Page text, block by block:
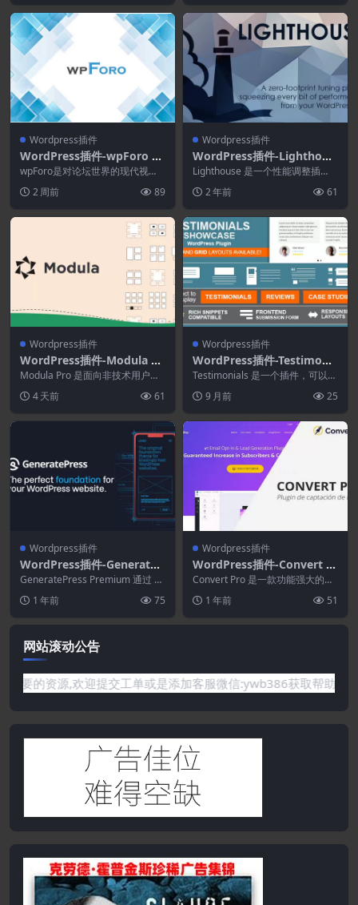
Wordpress插件
WordPress插件-wpForo 3.
1.4 + Addons-WordPress
论坛插件
wpForo是对论坛世界的现代视
体验并提供了新的论...
2 周前 89
Wordpress插件
WordPress插件-Lighthous
e 4.2.0–性能调整WordPress
插件
Lighthouse 是一个性能调整插
s ...2 年前 61
Wordpress插件
WordPress插件-Modula Pr
o 2.10.18–WordPress Galle
ry插件
Modula Pro 是面向非技术用户的
4 天前 61
Wordpress插件
WordPress插件-Testimoni
als Showcase 1.9.18
Testimonials 是一个插件，可以以
Wo...9 月前 25
Wordpress插件
WordPress插件-GenerateP
ress Premium 2.5.5–轻量级
WordPress主题
GeneratePress Premium 通过 G
P Premium 将Gen...
1 年前 75
Wordpress插件
WordPress插件-Convert Pr
o 1.8.5–WordPress潜在客
户生成工具
Convert Pro 是一款功能强大的潜
在客户生成工具，可将您的网站流
量转化为...
1 年前 51
网站滚动公告
你需要的资源,欢迎提交工单或是添加客服微信:ywb386获取帮助